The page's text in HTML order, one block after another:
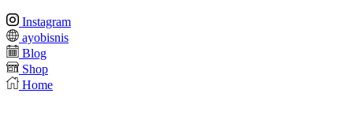
Instagram
ayobisnis
Blog
Shop
Home